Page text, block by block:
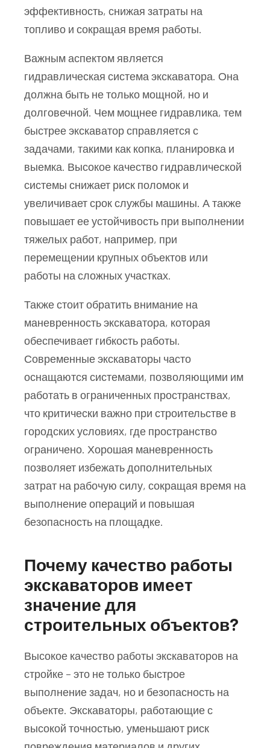
эффективность, снижая затраты на
топливо и сокращая время работы.
Важным аспектом является
гидравлическая система экскаватора. Она
должна быть не только мощной, но и
долговечной. Чем мощнее гидравлика, тем
быстрее экскаватор справляется с
задачами, такими как копка, планировка и
выемка. Высокое качество гидравлической
системы снижает риск поломок и
увеличивает срок службы машины. А также
повышает ее устойчивость при выполнении
тяжелых работ, например, при
перемещении крупных объектов или
работы на сложных участках.
Также стоит обратить внимание на
маневренность экскаватора, которая
обеспечивает гибкость работы.
Современные экскаваторы часто
оснащаются системами, позволяющими им
работать в ограниченных пространствах,
что критически важно при строительстве в
городских условиях, где пространство
ограничено. Хорошая маневренность
позволяет избежать дополнительных
затрат на рабочую силу, сокращая время на
выполнение операций и повышая
безопасность на площадке.
Почему качество работы
экскаваторов имеет
значение для
строительных объектов?
Высокое качество работы экскаваторов на
стройке – это не только быстрое
выполнение задач, но и безопасность на
объекте. Экскаваторы, работающие с
высокой точностью, уменьшают риск